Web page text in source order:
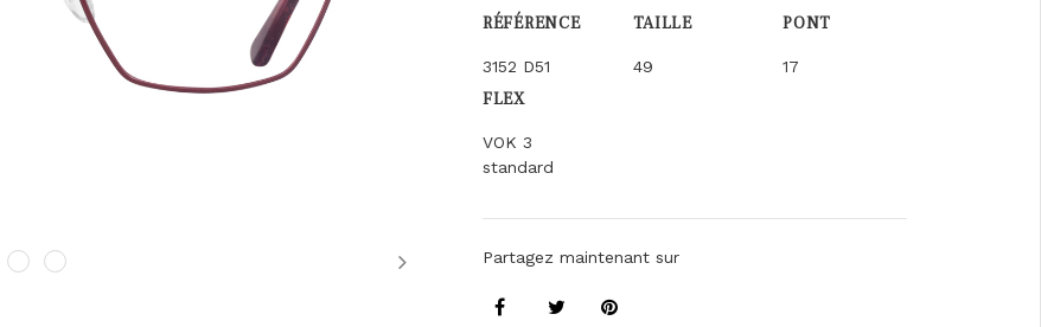
Next
RÉFÉRENCE
3152 D51
TAILLE
49
PONT
17
FLEX
VOK 3
standard
Partagez maintenant sur